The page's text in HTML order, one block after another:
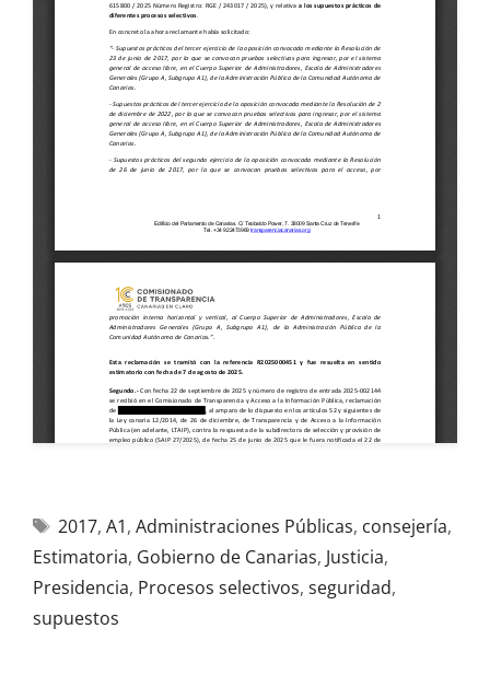
2017, A1, Administraciones Públicas, consejería,
Estimatoria, Gobierno de Canarias, Justicia,
Presidencia, Procesos selectivos, seguridad,
supuestos